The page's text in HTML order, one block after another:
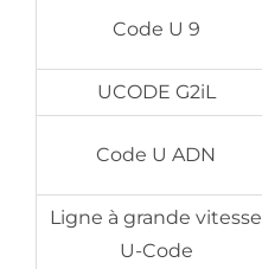
Code U 9
UCODE G2iL
Code U ADN
Ligne à grande vitesse
U-Code